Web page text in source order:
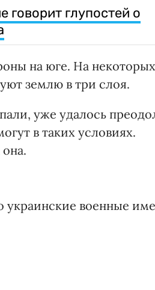
говорит глупостей о
на юге. На некоторых
землю в три слоя.
уже удалось
в таких условиях.
украинские военные